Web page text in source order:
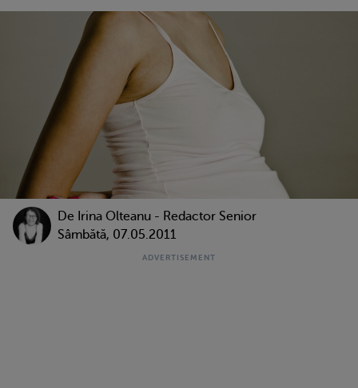
De Irina Olteanu - Redactor Senior
Sâmbătă, 07.05.2011